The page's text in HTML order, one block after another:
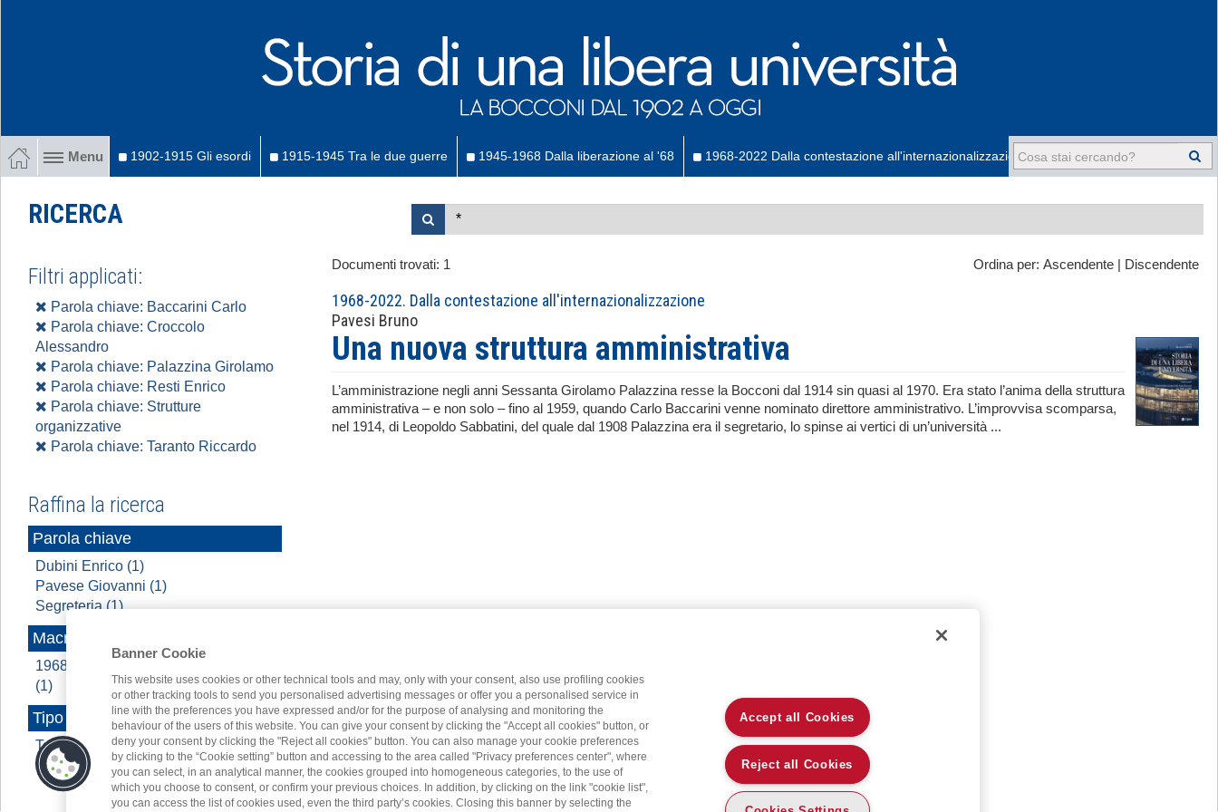
Menu 1902-1915 Gli esordi 1915-1945 Tra le due guerre 1945-1968 Dalla liberazione al '68 1968-2022 Dalla contestazione all'internazionalizzazione -
RICERCA
Ordina per: Ascendente Discendente
Documenti trovati: 1
1968-2022. Dalla contestazione all'internazionalizzazione
Pavesi Bruno
Una nuova struttura amministrativa
L’amministrazione negli anni Sessanta Girolamo Palazzina resse la Bocconi dal 1914 sin quasi al 1970. Era stato l’anima della struttura
amministrativa – e non solo – fino al 1959, quando Carlo Baccarini venne nominato direttore amministrativo. L’improvvisa scomparsa,
nel 1914, di Leopoldo Sabbatini, del quale dal 1908 Palazzina era il segretario, lo spinse ai vertici di un’università ...
Filtri applicati:
Parola chiave: Baccarini Carlo
Parola chiave: Croccolo
Alessandro
Parola chiave: Palazzina Girolamo
Parola chiave: Resti Enrico
Parola chiave: Strutture
organizzative
Parola chiave: Taranto Riccardo
Raffina la ricerca
Parola chiave
Dubini Enrico (1)
Pavese Giovanni (1)
Segreteria (1)
Macroarea
1968 - 2022 A cavallo di due secoli
(1)
Tipo contenuto
Testo (1)
Banner Cookie
This website uses cookies or other technical tools and may, only with your consent, also use profiling cookies
or other tracking tools to send you personalised advertising messages or offer you a personalised service in
line with the preferences you have expressed and/or for the purpose of analysing and monitoring the
behaviour of the users of this website. You can give your consent by clicking the "Accept all cookies" button, or
deny your consent by clicking the "Reject all cookies" button. You can also manage your cookie preferences
by clicking to the “Cookie setting” button and accessing to the area called "Privacy preferences center", where
you can select, in an analytical manner, the cookies grouped into homogeneous categories, to the use of
which you choose to consent, or confirm your previous choices. In addition, by clicking on the link "cookie list",
you can access the list of cookies used, even the third party’s cookies. Closing this banner by selecting the
Accept all Cookies
Reject all Cookies